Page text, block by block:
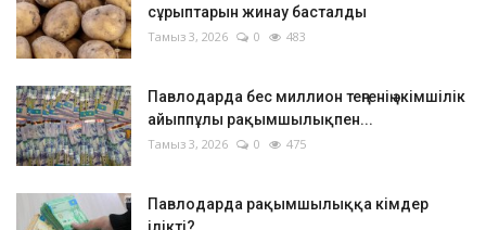
сұрыптарын жинау басталды
Тамыз 3, 2026 0 483
Павлодарда бес миллион теңгенің әкімшілік
айыппұлы рақымшылықпен...
Тамыз 3, 2026 0 475
Павлодарда рақымшылыққа кімдер